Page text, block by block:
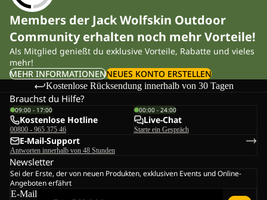
Members der Jack Wolfskin Outdoor
Community erhalten noch mehr Vorteile!
Als Mitglied genießt du exklusive Vorteile, Rabatte und vieles
mehr!
MEHR INFORMATIONENNEUES KONTO ERSTELLEN
Kostenlose Rücksendung innerhalb von 30 Tagen
Brauchst du Hilfe?
09:00 - 17:00
Kostenlose Hotline
00800 - 965 375 46
00:00 - 24:00
Live-Chat
Starte ein Gespräch
E-Mail-Support
Antworten innerhalb von 48 Stunden
Newsletter
Sei der Erste, der von neuen Produkten, exklusiven Events und Online-
Angeboten erfährt
E-Mail